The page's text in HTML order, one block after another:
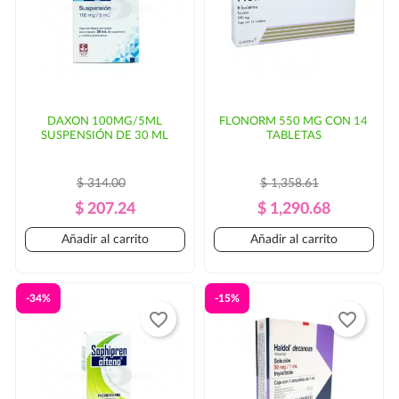
DAXON 100MG/5ML
SUSPENSIÓN DE 30 ML
Precio
Regular
$ 314.00
Precio
$ 207.24
Añadir al carrito
FLONORM 550 MG CON 14
TABLETAS
Precio
Regular
$ 1,358.61
Precio
$ 1,290.68
Añadir al carrito
-34%
favorite_border
-15%
favorite_border